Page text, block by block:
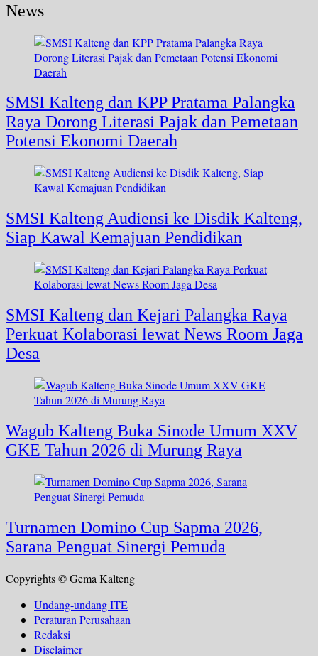
News
SMSI Kalteng dan KPP Pratama Palangka
Raya Dorong Literasi Pajak dan Pemetaan
Potensi Ekonomi Daerah
SMSI Kalteng Audiensi ke Disdik Kalteng,
Siap Kawal Kemajuan Pendidikan
SMSI Kalteng dan Kejari Palangka Raya
Perkuat Kolaborasi lewat News Room Jaga
Desa
Wagub Kalteng Buka Sinode Umum XXV
GKE Tahun 2026 di Murung Raya
Turnamen Domino Cup Sapma 2026,
Sarana Penguat Sinergi Pemuda
Copyrights © Gema Kalteng
Undang-undang ITE
Peraturan Perusahaan
Redaksi
Disclaimer